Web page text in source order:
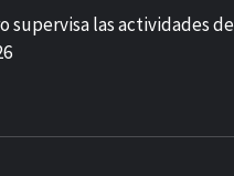
supervisa las actividades